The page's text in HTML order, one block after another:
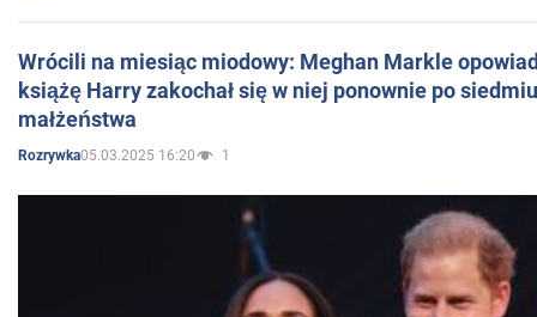
Wrócili na miesiąc miodowy: Meghan Markle
książę Harry zakochał się w niej ponownie po
małżeństwa
Rozrywka05.03.2025 16:20 1